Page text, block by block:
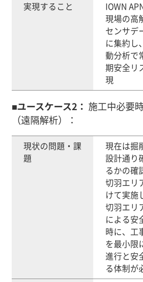
実現すること
IOWN
現場の高
センサデ
に集約し
動分析で
期安全リ
現
■ユースケース2： 施工中必要
（遠隔解析）：
現状の問題・課
題
現在は掘
設計通り
るかの確
切羽エリ
けて実施
切羽エリ
による安
時に、工
を最小限
進行と安
る体制が